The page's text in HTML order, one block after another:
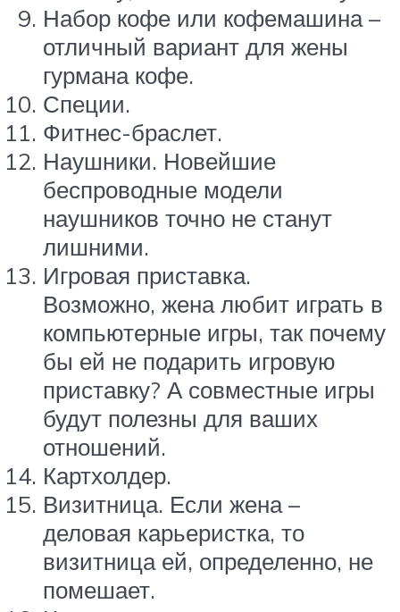
Набор кофе или кофемашина –
отличный вариант для жены
гурмана кофе.
Специи.
Фитнес-браслет.
Наушники. Новейшие
беспроводные модели
наушников точно не станут
лишними.
Игровая приставка.
Возможно, жена любит играть в
компьютерные игры, так почему
бы ей не подарить игровую
приставку? А совместные игры
будут полезны для ваших
отношений.
Картхолдер.
Визитница. Если жена –
деловая карьеристка, то
визитница ей, определенно, не
помешает.